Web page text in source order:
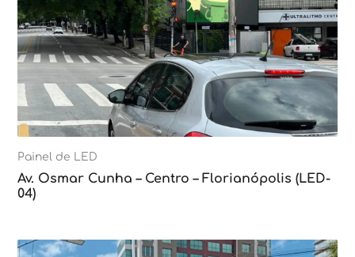
Painel de LED
Av. Osmar Cunha – Centro – Florianópolis (LED-
04)